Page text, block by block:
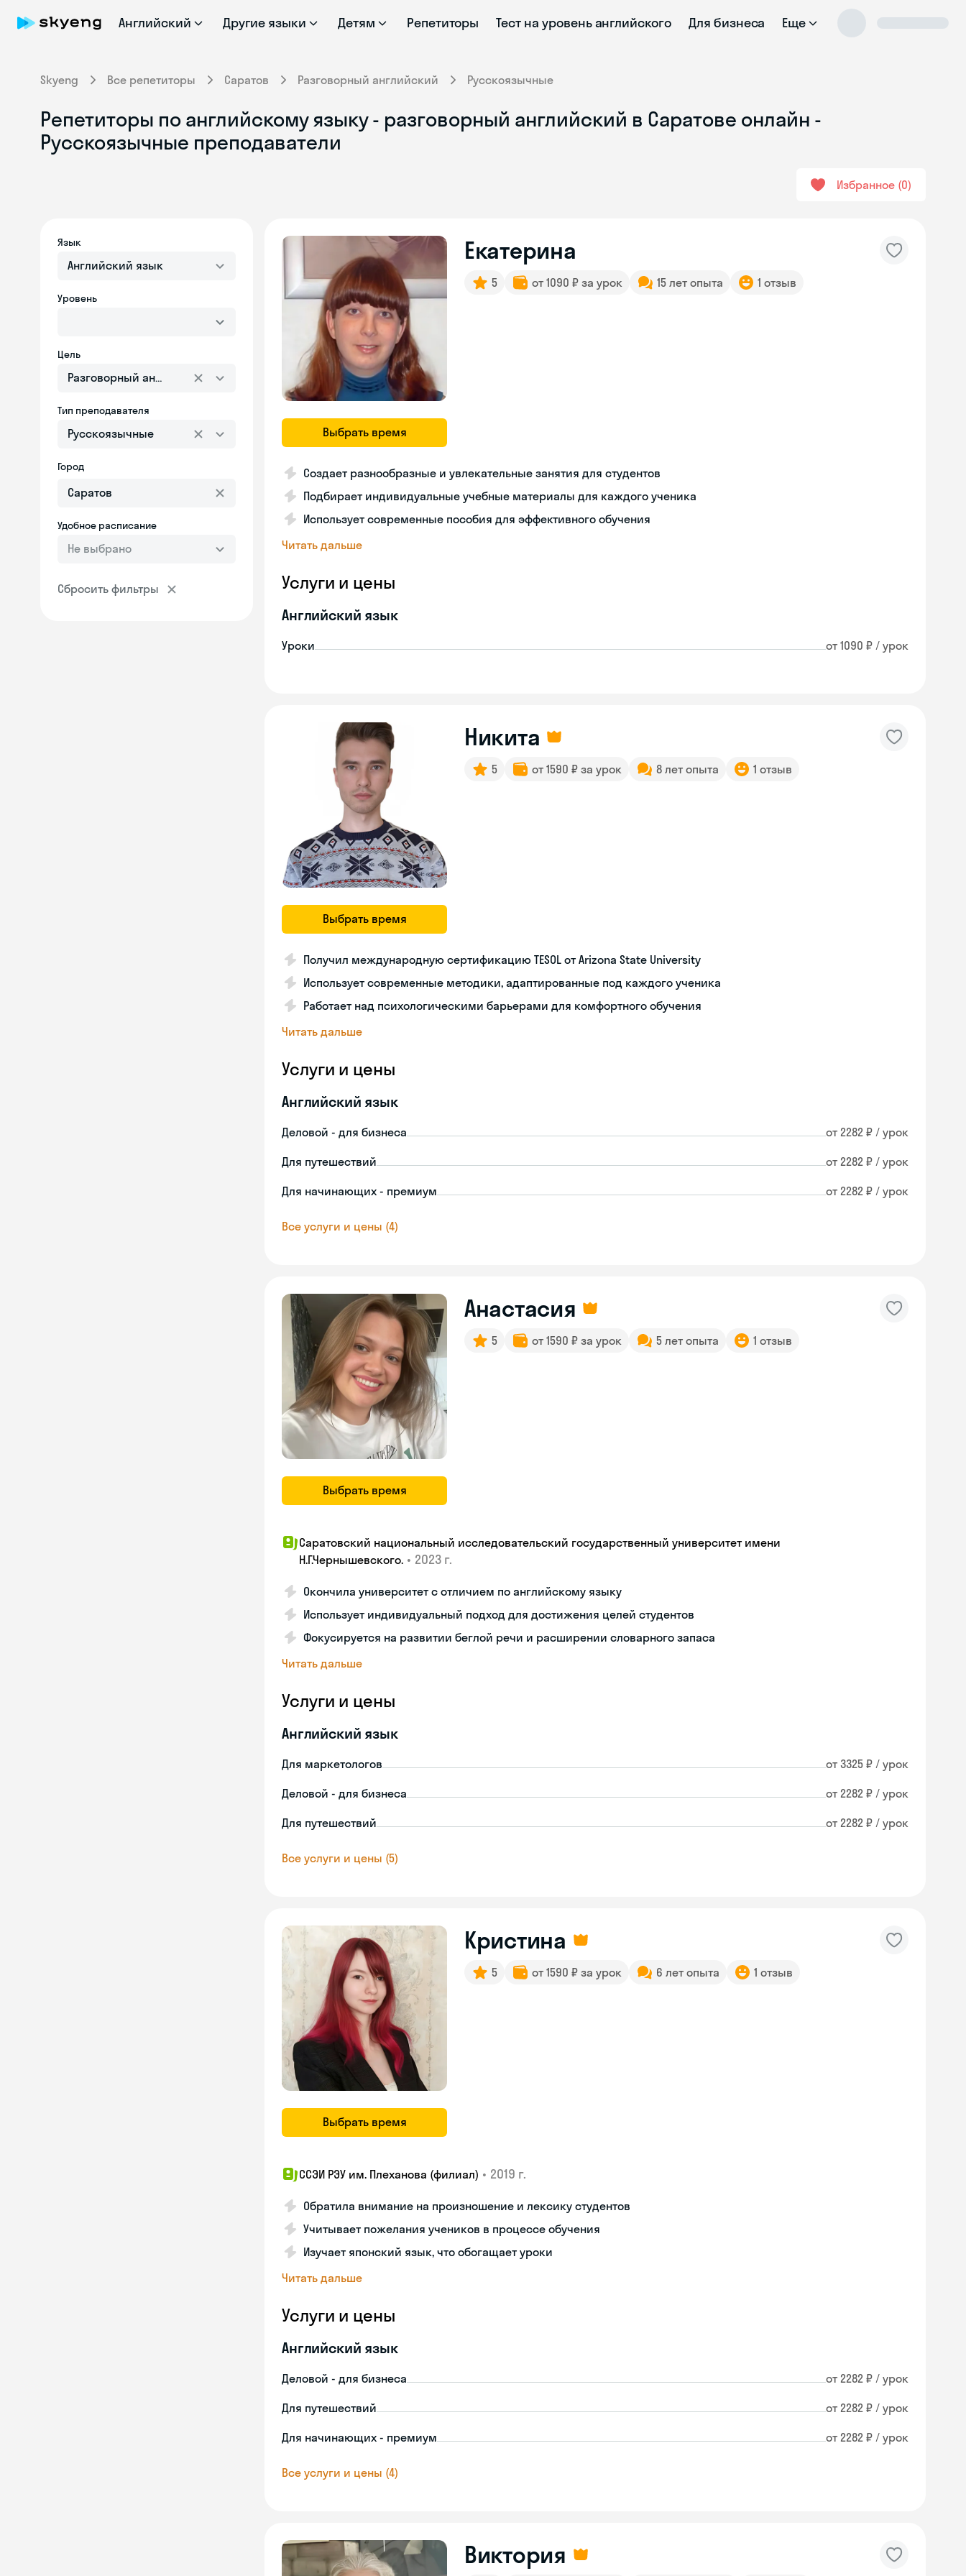
Английский Другие языки Детям Репетиторы Тест на уровень английского Для бизнеса Еще
Skyeng Все репетиторы Саратов Разговорный английский Русскоязычные
Репетиторы по английскому языку - разговорный английский в Саратове онлайн -
Русскоязычные преподаватели
Избранное 0
Язык
Английский язык
Уровень
Цель
Разговорный английский
Тип преподавателя
Русскоязычные
Город
Удобное расписание
Не выбрано
Сбросить фильтры
Выбрать время
Екатерина
5 от 1090 ₽ за урок 15 лет опыта 1 отзыв
Создает разнообразные и увлекательные занятия для студентов
Подбирает индивидуальные учебные материалы для каждого ученика
Использует современные пособия для эффективного обучения
Читать дальше
Услуги и цены
Английский язык
Уроки от 1090 ₽ / урок
Выбрать время
Никита
5 от 1590 ₽ за урок 8 лет опыта 1 отзыв
Получил международную сертификацию TESOL от Arizona State University
Использует современные методики, адаптированные под каждого ученика
Работает над психологическими барьерами для комфортного обучения
Читать дальше
Услуги и цены
Английский язык
Деловой - для бизнеса от 2282 ₽ / урок
Для путешествий от 2282 ₽ / урок
Для начинающих - премиум от 2282 ₽ / урок
Все услуги и цены (4)
Выбрать время
Анастасия
5 от 1590 ₽ за урок 5 лет опыта 1 отзыв
Саратовский национальный исследовательский государственный университет имени
Н.Г.Чернышевскогo. • 2023 г.
Окончила университет с отличием по английскому языку
Использует индивидуальный подход для достижения целей студентов
Фокусируется на развитии беглой речи и расширении словарного запаса
Читать дальше
Услуги и цены
Английский язык
Для маркетологов от 3325 ₽ / урок
Деловой - для бизнеса от 2282 ₽ / урок
Для путешествий от 2282 ₽ / урок
Все услуги и цены (5)
Выбрать время
Кристина
5 от 1590 ₽ за урок 6 лет опыта 1 отзыв
ССЭИ РЭУ им. Плеханова (филиал) • 2019 г.
Обратила внимание на произношение и лексику студентов
Учитывает пожелания учеников в процессе обучения
Изучает японский язык, что обогащает уроки
Читать дальше
Услуги и цены
Английский язык
Деловой - для бизнеса от 2282 ₽ / урок
Для путешествий от 2282 ₽ / урок
Для начинающих - премиум от 2282 ₽ / урок
Все услуги и цены (4)
Виктория